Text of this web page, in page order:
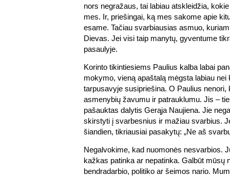
nors negražaus, tai labiau atskleidžia,
mes. Ir, priešingai, ką mes sakome apie
esame. Tačiau svarbiausias asmuo,
Dievas. Jei visi taip manytų, gyventume
pasaulyje.
Korinto tikintiesiems Paulius kalba labai
mokymo, vieną apaštalą mėgsta labiau nei
tarpusavyje susipriešina. O Paulius nenori,
asmenybių žavumu ir patrauklumu. Jis –
pašauktas dalytis Gerąja Naujiena. Jie
skirstyti į svarbesnius ir mažiau svarbius.
šiandien, tikriausiai pasakytų: „Ne aš
Negalvokime, kad nuomonės nesvarbios.
kažkas patinka ar nepatinka. Galbūt mūsų
bendradarbio, politiko ar šeimos nario.